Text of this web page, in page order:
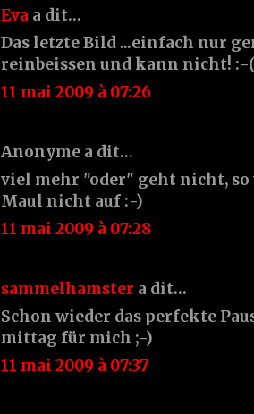
Eva a dit…
Das letzte Bild ...einfach nur
reinbeissen und kann nicht! :-
11 mai 2009 à 07:26
Anonyme a dit…
viel mehr "oder" geht nicht,
Maul nicht auf :-)
11 mai 2009 à 07:28
sammelhamster a dit…
Schon wieder das perfekte
mittag für mich ;-)
11 mai 2009 à 07:37